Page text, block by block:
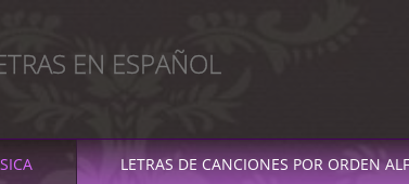
EN ESPAÑOL
LETRAS DE CANCIONES POR ORDEN